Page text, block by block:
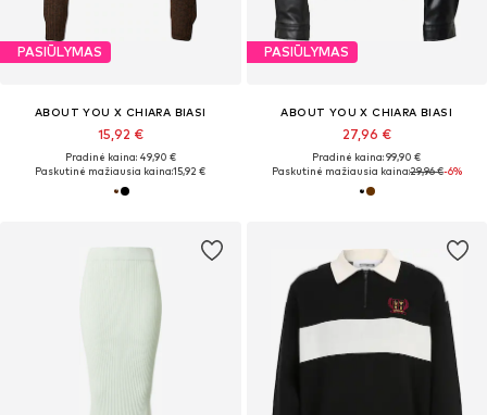
PASIŪLYMAS
ABOUT YOU X CHIARA BIASI
15,92 €
Pradinė kaina: 49,90 €
Paskutinė mažiausia kaina:15,92 €
PASIŪLYMAS
ABOUT YOU X CHIARA BIASI
27,96 €
Pradinė kaina: 99,90 €
Paskutinė mažiausia kaina:29,96 €-6%